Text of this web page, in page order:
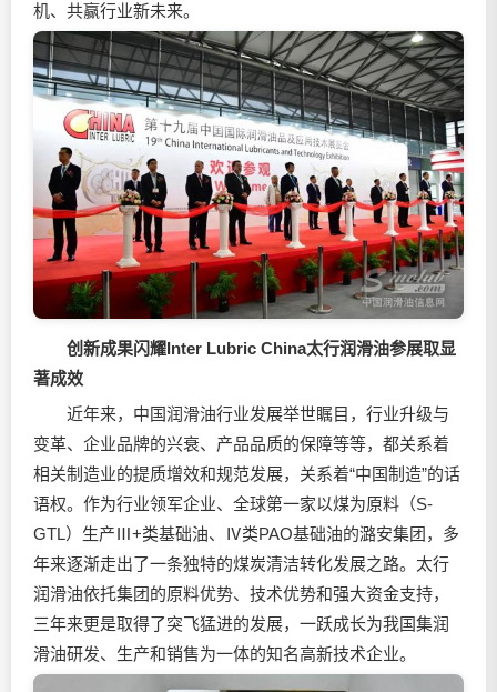
机、共赢行业新未来。
创新成果闪耀Inter Lubric China太行润滑油参展取显
著成效
近年来，中国润滑油行业发展举世瞩目，行业升级与
变革、企业品牌的兴衰、产品品质的保障等等，都关系着
相关制造业的提质增效和规范发展，关系着“中国制造”的话
语权。作为行业领军企业、全球第一家以煤为原料（S-
GTL）生产Ⅲ+类基础油、Ⅳ类PAO基础油的潞安集团，多
年来逐渐走出了一条独特的煤炭清洁转化发展之路。太行
润滑油依托集团的原料优势、技术优势和强大资金支持，
三年来更是取得了突飞猛进的发展，一跃成长为我国集润
滑油研发、生产和销售为一体的知名高新技术企业。